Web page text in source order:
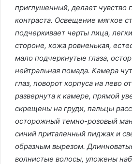
приглушенный, делает чувство
контраста. Освещение мягкое
подчеркивает черты лица,
стороне, кожа ровненькая,
мало подчеркнутые глаза,
нейтральная помада. Камера
глаз, поворот корпуса на лево
развернута к камере, прямой
скрещены на груди, пальцы
осторожный темно-розовый
синий приталенный пиджак и
образным вырезом.
волнистые волосы, уложены